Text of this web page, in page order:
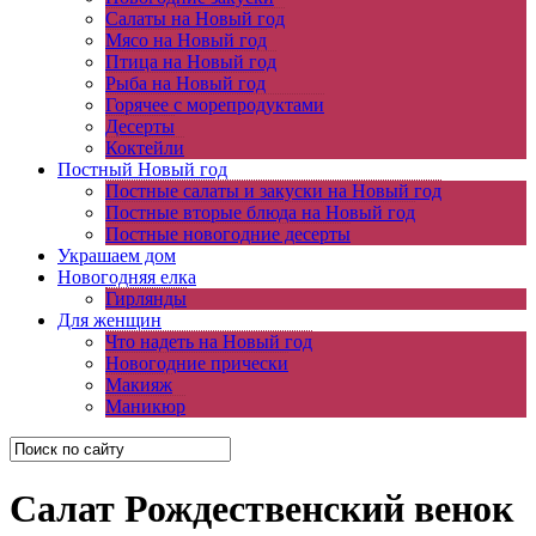
Салаты на Новый год
Мясо на Новый год
Птица на Новый год
Рыба на Новый год
Горячее с морепродуктами
Десерты
Коктейли
Постный Новый год
Постные салаты и закуски на Новый год
Постные вторые блюда на Новый год
Постные новогодние десерты
Украшаем дом
Новогодняя елка
Гирлянды
Для женщин
Что надеть на Новый год
Новогодние прически
Макияж
Маникюр
Салат Рождественский венок